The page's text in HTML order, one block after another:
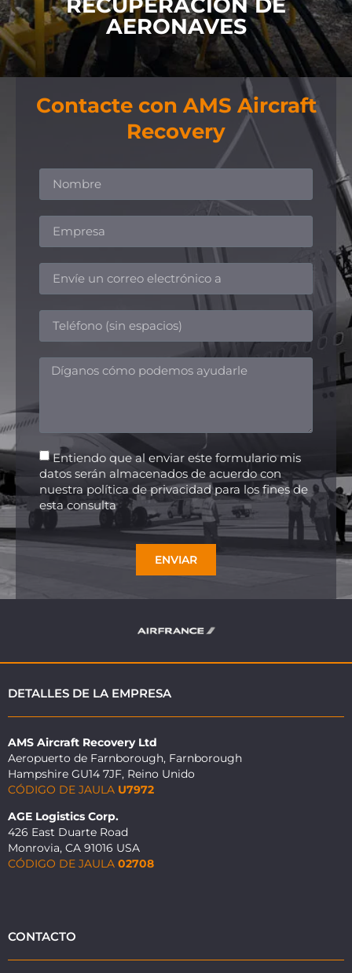
AERONAVES
Contacte con AMS Aircraft
Recovery
Entiendo que al enviar este formulario mis
datos serán almacenados de acuerdo con
nuestra política de privacidad para los fines de
esta consulta
ENVIAR
DETALLES DE LA EMPRESA
AMS Aircraft Recovery Ltd
Aeropuerto de Farnborough, Farnborough
Hampshire GU14 7JF, Reino Unido
CÓDIGO DE JAULA U7972
AGE Logistics Corp.
426 East Duarte Road
Monrovia, CA 91016 USA
CÓDIGO DE JAULA 02708
CONTACTO